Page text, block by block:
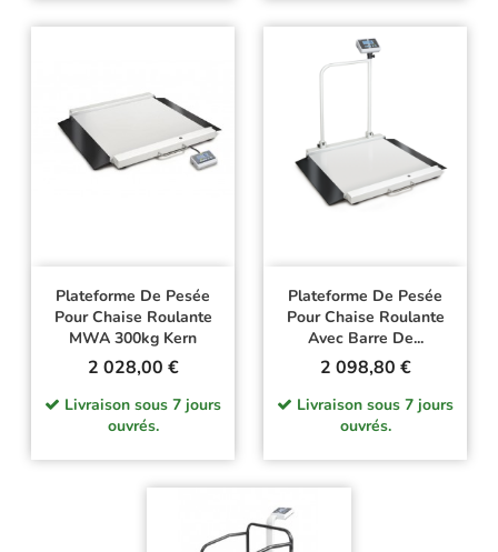
Plateforme De Pesée
Pour Chaise Roulante
MWA 300kg Kern
Prix
2 028,00 €
Livraison sous 7 jours
ouvrés.
Plateforme De Pesée
Pour Chaise Roulante
Avec Barre De...
Prix
2 098,80 €
Livraison sous 7 jours
ouvrés.